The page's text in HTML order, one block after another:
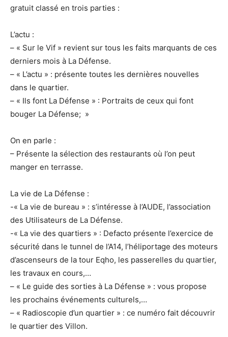
gratuit classé en trois parties :
L’actu :
– « Sur le Vif » revient sur tous les faits marquants de ces
derniers mois à La Défense.
– « L’actu » : présente toutes les dernières nouvelles
dans le quartier.
– « Ils font La Défense » : Portraits de ceux qui font
bouger La Défense; »
On en parle :
– Présente la sélection des restaurants où l’on peut
manger en terrasse.
La vie de La Défense :
-« La vie de bureau » : s’intéresse à l’AUDE, l’association
des Utilisateurs de La Défense.
-« La vie des quartiers » : Defacto présente l’exercice de
sécurité dans le tunnel de l’A14, l’héliportage des moteurs
d’ascenseurs de la tour Eqho, les passerelles du quartier,
les travaux en cours,…
– « Le guide des sorties à La Défense » : vous propose
les prochains événements culturels,…
– « Radioscopie d’un quartier » : ce numéro fait découvrir
le quartier des Villon.